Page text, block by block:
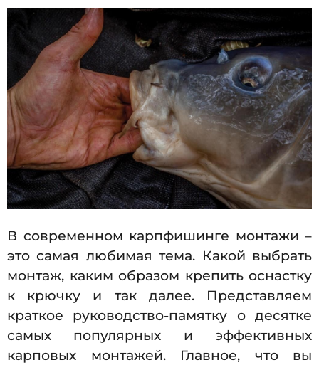
2
4
6
2
0
2
4
6
.
2
0
2
4
В современном карпфишинге монтажи –
это самая любимая тема. Какой выбрать
монтаж, каким образом крепить оснастку
к крючку и так далее. Представляем
краткое руководство-памятку о десятке
самых популярных и эффективных
карповых монтажей. Главное, что вы